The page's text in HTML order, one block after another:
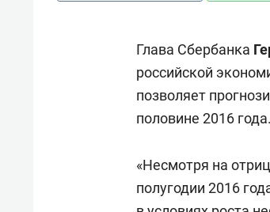
Глава Сбербанка
российской
позволяет
половине 2016 года.
«Несмотря на
полугодии 2016
Как ГК «МИР ГРУПП» и ВТБ
создают оазис жилого